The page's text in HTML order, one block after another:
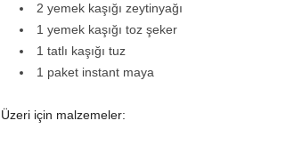
2 yemek kaşığı zeytinyağı
1 yemek kaşığı toz şeker
1 tatlı kaşığı tuz
1 paket instant maya
Üzeri için malzemeler: